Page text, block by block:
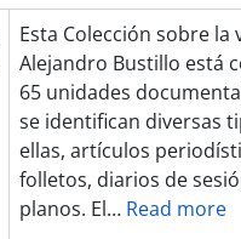
0060 - [Borradores para la publicación de un
0061 - [Ficha de antecedentes
0062 - [Biografía de
0063 - [Informe sobre la obra
0064 - [Bibliografía referida
0065 - [Artículos sobre la obra
MP - Colección Mario
HCM - Fondo Héctor
Esta Colección sobre la
Alejandro Bustillo está
65 unidades
se identifican diversas
ellas, artículos
folletos, diarios de
planos. El… Read more